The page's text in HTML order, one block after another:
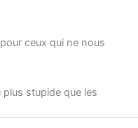
ceux qui ne nous
stupide que les